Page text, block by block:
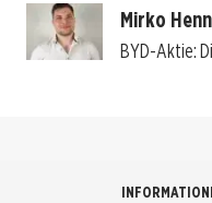
Mirko
BYD-Aktie: